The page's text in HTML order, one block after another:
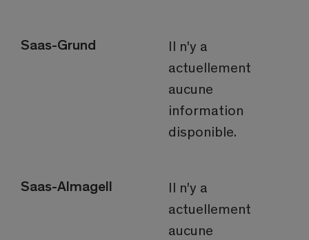
Saas-Grund
Il n'y a
actuellement
aucune
information
disponible.
Saas-Almagell
Il n'y a
actuellement
aucune